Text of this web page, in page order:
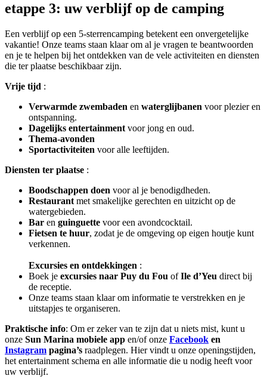
etappe 3: uw verblijf op de camping
Een verblijf op een 5-sterrencamping betekent een onvergetelijke
vakantie! Onze teams staan klaar om al je vragen te beantwoorden
en je te helpen bij het ontdekken van de vele activiteiten en diensten
die ter plaatse beschikbaar zijn.
Vrije tijd :
Verwarmde zwembaden en waterglijbanen voor plezier en
ontspanning.
Dagelijks entertainment voor jong en oud.
Thema-avonden
Sportactiviteiten voor alle leeftijden.
Diensten ter plaatse :
Boodschappen doen voor al je benodigdheden.
Restaurant met smakelijke gerechten en uitzicht op de
watergebieden.
Bar en guinguette voor een avondcocktail.
Fietsen te huur, zodat je de omgeving op eigen houtje kunt
verkennen.
Excursies en ontdekkingen :
Boek je excursies naar Puy du Fou ofIle d’Yeu direct bij
de receptie.
Onze teams staan klaar om informatie te verstrekken en je
uitstapjes te organiseren.
Praktische info: Om er zeker van te zijn dat u niets mist, kunt u
onze Sun Marina mobiele app en/of onze Facebook en
Instagram pagina’s raadplegen. Hier vindt u onze openingstijden,
het entertainment schema en alle informatie die u nodig heeft voor
uw verblijf.